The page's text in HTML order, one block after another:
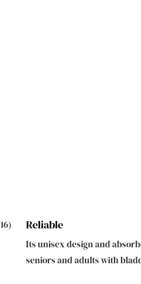
Reliable
Its unisex design and
seniors and adults with